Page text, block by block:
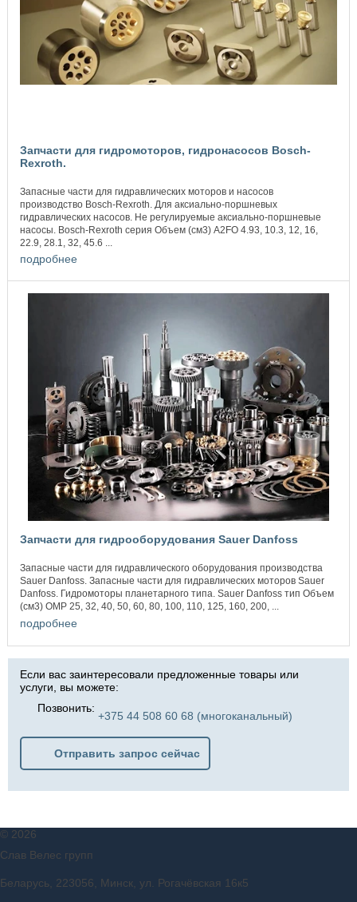
Запчасти для гидромоторов, гидронасосов Bosch-
Rexroth.
Запасные части для гидравлических моторов и насосов
производство Bosch-Rexroth. Для аксиально-поршневых
гидравлических насосов. Не регулируемые аксиально-поршневые
насосы. Bosch-Rexroth серия Объем (см3) A2FO 4.93, 10.3, 12, 16,
22.9, 28.1, 32, 45.6 ...
подробнее
Запчасти для гидрооборудования Sauer Danfoss
Запасные части для гидравлического оборудования производства
Sauer Danfoss. Запасные части для гидравлических моторов Sauer
Danfoss. Гидромоторы планетарного типа. Sauer Danfoss тип Объем
(см3) OMP 25, 32, 40, 50, 60, 80, 100, 110, 125, 160, 200, ...
подробнее
Если вас заинтересовали предложенные товары или
услуги, вы можете:
Позвонить:
+375 44 508 60 68 (многоканальный)
Отправить запрос сейчас
© 2026
Слав Велес групп
Беларусь, 223056, Минск, ул. Рогачёвская 16к5